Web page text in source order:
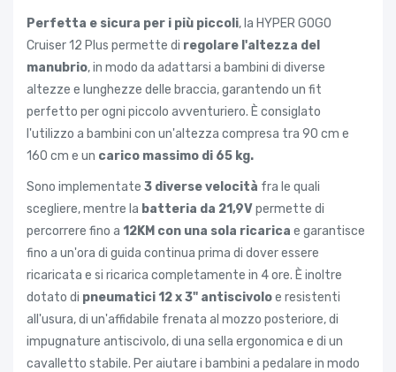
Perfetta e sicura per i più piccoli, la HYPER GOGO
Cruiser 12 Plus permette di regolare l'altezza del
manubrio, in modo da adattarsi a bambini di diverse
altezze e lunghezze delle braccia, garantendo un fit
perfetto per ogni piccolo avventuriero. È consiglato
l'utilizzo a bambini con un'altezza compresa tra 90 cm e
160 cm e un carico massimo di 65 kg.
Sono implementate 3 diverse velocità fra le quali
scegliere, mentre la batteria da 21,9Vpermette di
percorrere fino a 12KM con una sola ricarica e garantisce
fino a un'ora di guida continua prima di dover essere
ricaricata e si ricarica completamente in 4 ore. È inoltre
dotato di pneumatici 12 x 3" antiscivoloe resistenti
all'usura, di un'affidabile frenata al mozzo posteriore, di
impugnature antiscivolo, di una sella ergonomica e di un
cavalletto stabile. Per aiutare i bambini a pedalare in modo